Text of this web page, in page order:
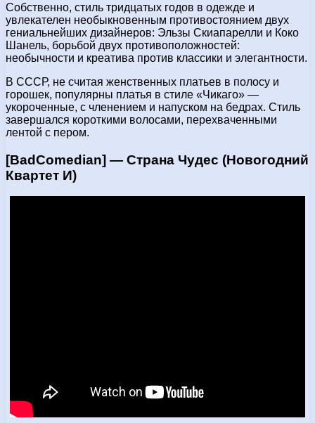
Собственно, стиль тридцатых годов в одежде и
увлекателен необыкновенным противостоянием двух
гениальнейших дизайнеров: Эльзы Скиапарелли и Коко
Шанель, борьбой двух противоположностей:
необычности и креатива против классики и элегантности.
В СССР, не считая женственных платьев в полосу и
горошек, популярны платья в стиле «Чикаго» —
укороченные, с членением и напуском на бедрах. Стиль
завершался короткими волосами, перехваченными
лентой с пером.
[BadComedian] — Страна Чудес (Новогодний
Квартет И)